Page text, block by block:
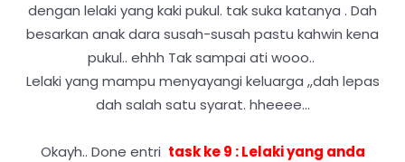
dengan lelaki yang kaki pukul. tak suka katanya . Dah
besarkan anak dara susah-susah pastu kahwin kena
pukul.. ehhh Tak sampai ati wooo..
Lelaki yang mampu menyayangi keluarga ,,dah lepas
dah salah satu syarat. hheeee...
Okayh.. Done entri task ke 9 : Lelaki yang anda